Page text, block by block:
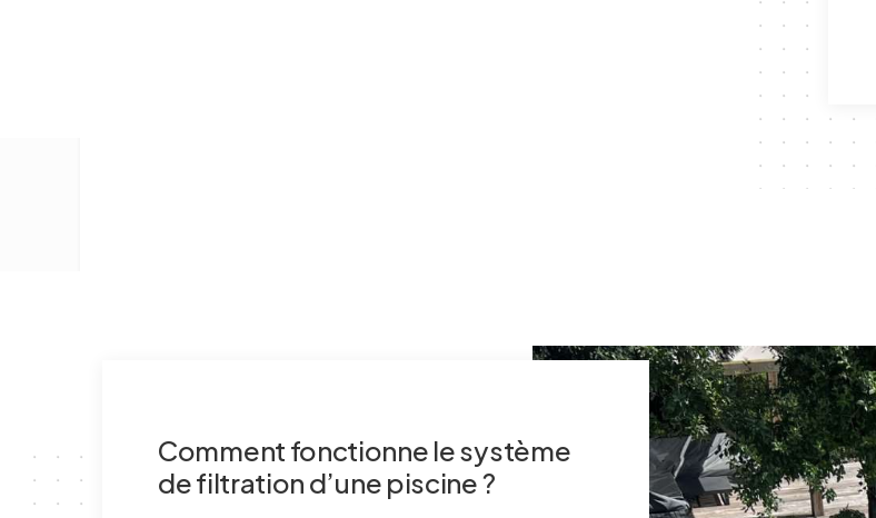
Comment fonctionne le système
de filtration d’une piscine ?